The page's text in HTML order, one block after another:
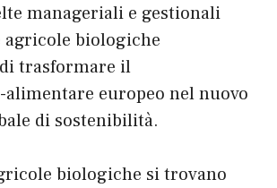
manageriali e gestionali
agricole biologiche
trasformare il
alimentare europeo nel nuovo
di sostenibilità.
biologiche si trovano